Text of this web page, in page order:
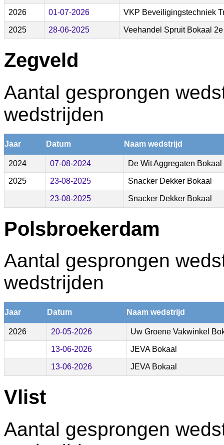
2026 01-07-2026 VKP Beveiligingstechniek
2025 28-06-2025 Veehandel Spruit Bokaal
Zegveld
Aantal gesprongen
wedstrijden
Jaar Datum Naam wedstrijd
2024 07-08-2024 De Wit Aggregaten Bokaal
2025 23-08-2025 Snacker Dekker Bokaal
23-08-2025 Snacker Dekker Bokaal
Polsbroekerdam
Aantal gesprongen
wedstrijden
Jaar Datum Naam wedstrijd
2026 20-05-2026 Uw Groene Vakwinkel
13-06-2026 JEVA Bokaal
13-06-2026 JEVA Bokaal
Vlist
Aantal gesprongen